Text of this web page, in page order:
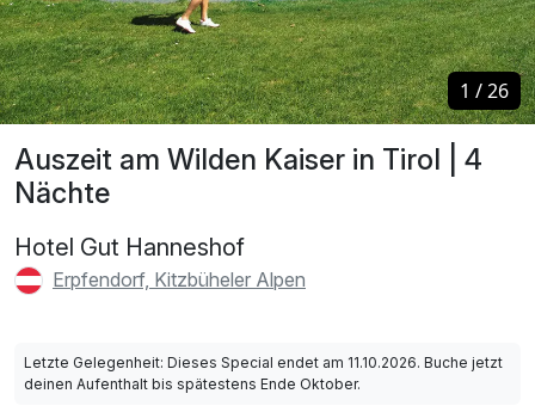
Auszeit am Wilden Kaiser in Tirol | 4
Nächte
Hotel Gut Hanneshof
Erpfendorf, Kitzbüheler Alpen
1 /26
1 /26
Letzte Gelegenheit: Dieses Special endet am 11.10.2026. Buche jetzt
deinen Aufenthalt bis spätestens Ende Oktober.